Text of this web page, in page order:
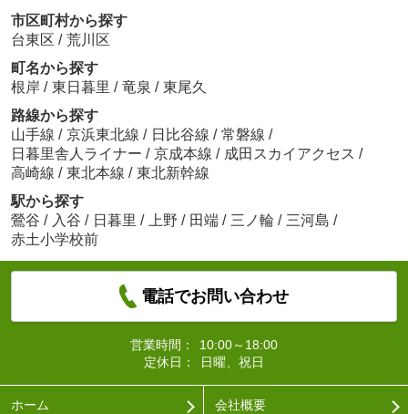
市区町村から探す
台東区 / 荒川区
町名から探す
根岸 / 東日暮里 / 竜泉 / 東尾久
路線から探す
山手線 / 京浜東北線 / 日比谷線 / 常磐線 /
日暮里舎人ライナー / 京成本線 / 成田スカイアクセス /
高崎線 / 東北本線 / 東北新幹線
駅から探す
鶯谷 / 入谷 / 日暮里 / 上野 / 田端 / 三ノ輪 / 三河島 /
赤土小学校前
電話でお問い合わせ
営業時間：
10:00～18:00
定休日：
日曜、祝日
ホーム 会社概要